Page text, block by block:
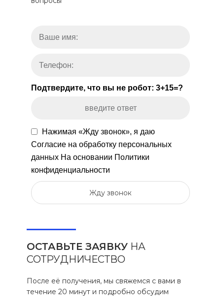
Подтвердите, что вы не робот: 3+15=?
Нажимая «Жду звонок», я даю
Согласие на обработку персональных
данных На основании Политики
конфиденциальности
Жду звонок
ОСТАВЬТЕ ЗАЯВКУ НА
СОТРУДНИЧЕСТВО
После её получения, мы свяжемся с вами в
течение 20 минут и подробно обсудим